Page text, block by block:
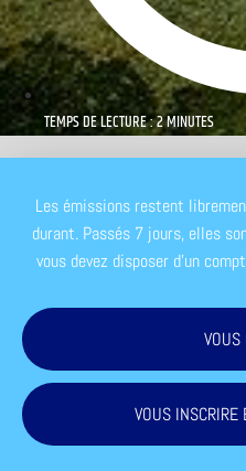
TEMPS DE LECTURE : 2 MINUTES
Les émissions restent
durant. Passés 7 jours, elles
vous devez disposer d'un
VOUS
VOUS INSCRIRE